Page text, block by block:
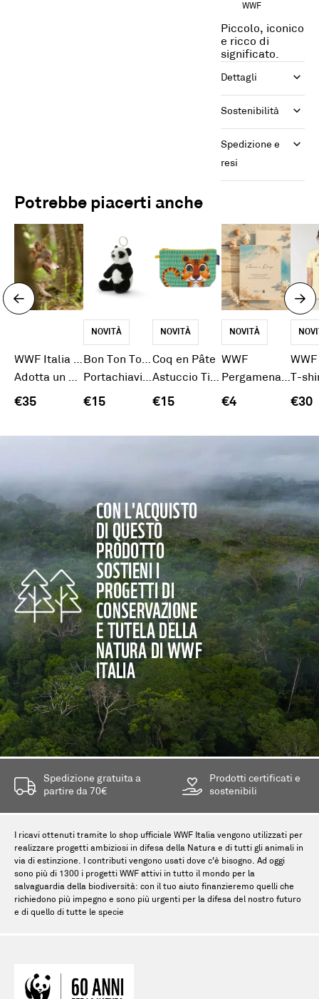
WWF
Piccolo, iconico
e ricco di
significato.
Dettagli
Sostenibilità
Spedizione e
resi
Potrebbe piacerti anche
WWF Italia ETS
Adotta un Lupo
€35
NOVITÀ
Bon Ton Toys
Portachiavi Panda
€15
NOVITÀ
Coq en Pâte
Astuccio Tigre
€15
NOVITÀ
WWF
Pergamena Acqua
€4
WWF
€30
CON L'ACQUISTO
DI QUESTO
PRODOTTO
SOSTIENI I
PROGETTI DI
CONSERVAZIONE
E TUTELA DELLA
NATURA DI WWF
ITALIA
Spedizione gratuita a
partire da 70€
Prodotti certificati e
sostenibili
I ricavi ottenuti tramite lo shop ufficiale WWF Italia vengono utilizzati per
realizzare progetti ambiziosi in difesa della Natura e di tutti gli animali in
via di estinzione. I contributi vengono usati dove c'è bisogno. Ad oggi
sono più di 1300 i progetti WWF attivi in tutto il mondo per la
salvaguardia della biodiversità: con il tuo aiuto finanzieremo quelli che
richiedono più impegno e sono più urgenti per la difesa del nostro futuro
e di quello di tutte le specie